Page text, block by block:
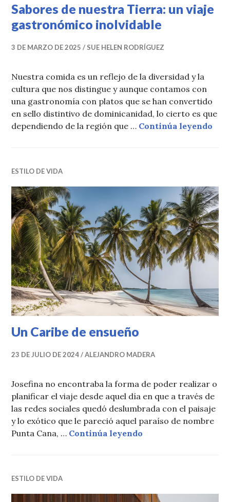
Sabores de nuestra Tierra: un viaje
gastronómico inolvidable
3 DE MARZO DE 2025 SUE HELEN RODRÍGUEZ
Nuestra comida es un reflejo de la diversidad y la
cultura que nos distingue y aunque contamos con
una gastronomía con platos que se han convertido
en sello distintivo de dominicanidad, lo cierto es que
dependiendo de la región que … Continúa leyendo
ESTILO DE VIDA
Un Caribe de ensueño
23 DE JULIO DE 2024 ALEJANDRO MADERA
Josefina no encontraba la forma de poder realizar o
planificar el viaje desde aquel día en que a través de
las redes sociales quedó deslumbrada con el paisaje
y lo exótico que le pareció aquel paraíso de nombre
Punta Cana, … Continúa leyendo
ESTILO DE VIDA